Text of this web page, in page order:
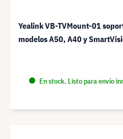
Yealink VB-TVMount-01
modelos A50, A40 y
En stock. Listo para envío